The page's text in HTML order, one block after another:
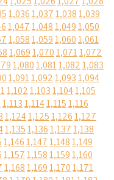
1,0361,0371,0381,039
1,0471,0481,0491,050
1,0581,0591,0601,061
1,0691,0701,0711,072
1,0801,0811,0821,083
1,0911,0921,0931,094
1,1021,1031,1041,105
1,1131,1141,1151,116
1,1241,1251,1261,127
1,1351,1361,1371,138
1,1461,1471,1481,149
1,1571,1581,1591,160
1,1681,1691,1701,171